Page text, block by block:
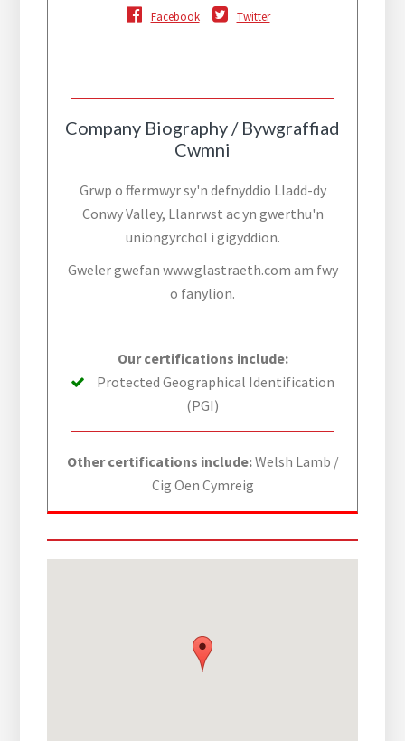
Facebook Twitter
Company Biography / Bywgraffiad
Cwmni
Grwp o ffermwyr sy'n defnyddio Lladd-dy
Conwy Valley, Llanrwst ac yn gwerthu'n
uniongyrchol i gigyddion.
Gweler gwefan www.glastraeth.com am fwy
o fanylion.
Our certifications include:
Protected Geographical Identification
(PGI)
Other certifications include:Welsh Lamb /
Cig Oen Cymreig